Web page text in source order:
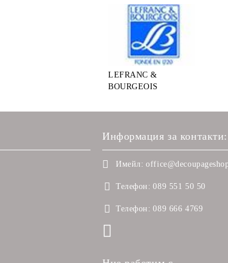
LEFRANC &
BOURGEOIS
Информация за контакти:
Имейл:
Телефон: 089 551 50 50
Телефон: 089 666 4769